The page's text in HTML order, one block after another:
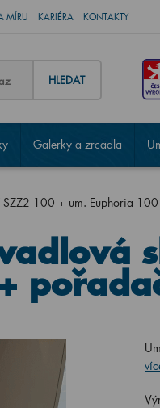
MÍRU KARIÉRA KONTAKTY
HLEDAT
Galerky a zrcadla
100 + um. Euphoria